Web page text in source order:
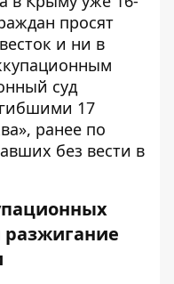
просят
и ни в
суд
17
ранее по
без вести в